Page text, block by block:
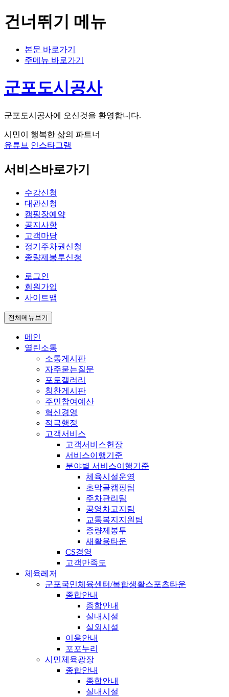
건너뛰기 메뉴
본문 바로가기
주메뉴 바로가기
군포도시공사
군포도시공사에 오신것을 환영합니다.
시민이 행복한 삶의 파트너
유튜브 인스타그램
서비스바로가기
수강신청
대관신청
캠핑장예약
공지사항
고객마당
정기주차권신청
종량제봉투신청
로그인
회원가입
사이트맵
전체메뉴보기
메인
열린소통
소통게시판
자주묻는질문
포토갤러리
칭찬게시판
주민참여예산
혁신경영
적극행정
고객서비스
고객서비스헌장
서비스이행기준
분야별 서비스이행기준
체육시설운영
초막골캠핑팀
주차관리팀
공영차고지팀
교통복지지원팀
종량제봉투
새활용타운
CS경영
고객만족도
체육레저
군포국민체육센터/복합생활스포츠타운
종합안내
종합안내
실내시설
실외시설
이용안내
포포누리
시민체육광장
종합안내
종합안내
실내시설